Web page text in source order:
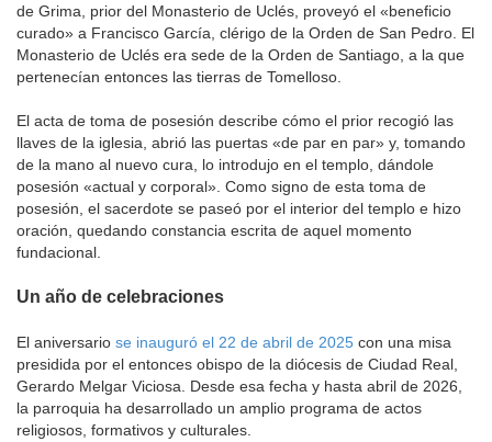
de Grima, prior del Monasterio de Uclés, proveyó el «beneficio
curado» a Francisco García, clérigo de la Orden de San Pedro. El
Monasterio de Uclés era sede de la Orden de Santiago, a la que
pertenecían entonces las tierras de Tomelloso.
El acta de toma de posesión describe cómo el prior recogió las
llaves de la iglesia, abrió las puertas «de par en par» y, tomando
de la mano al nuevo cura, lo introdujo en el templo, dándole
posesión «actual y corporal». Como signo de esta toma de
posesión, el sacerdote se paseó por el interior del templo e hizo
oración, quedando constancia escrita de aquel momento
fundacional.
Un año de celebraciones
El aniversario se inauguró el 22 de abril de 2025 con una misa
presidida por el entonces obispo de la diócesis de Ciudad Real,
Gerardo Melgar Viciosa. Desde esa fecha y hasta abril de 2026,
la parroquia ha desarrollado un amplio programa de actos
religiosos, formativos y culturales.